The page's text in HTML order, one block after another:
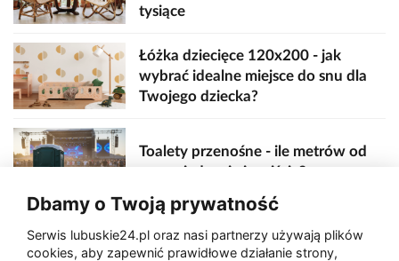
tysiące
Łóżka dziecięce 120x200 - jak
wybrać idealne miejsce do snu dla
Twojego dziecka?
Toalety przenośne - ile metrów od
sceny, jedzenia i wejścia?
Zaatakował seniora na "kwadracie"
Dbamy o Twoją prywatność
Serwis lubuskie24.pl oraz nasi partnerzy używają plików
cookies, aby zapewnić prawidłowe działanie strony,